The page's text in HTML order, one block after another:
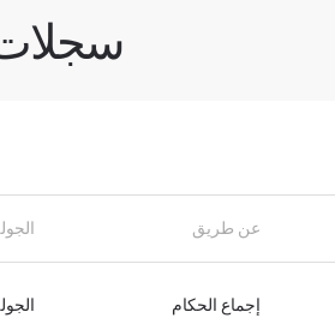
عن طريق
إجماع الحكام
المنافس
ابق على اطّلاع
خذ بطولة "ون" معك أينما ذهبت!
العروض الخاصة والحصول على
البريد الإلكتروني